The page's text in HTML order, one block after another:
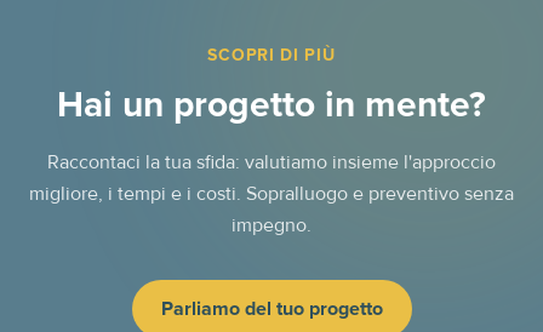
SCOPRI DI PIÙ
Hai un progetto in mente?
Raccontaci la tua sfida: valutiamo insieme l'approccio
migliore, i tempi e i costi. Sopralluogo e preventivo senza
impegno.
Parliamo del tuo progetto